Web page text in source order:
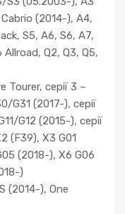
(2014-), A4,
S5, A6, S6, A7,
Q2, Q3, Q5,
Tourer, серії 3 –
G31 (2017-), серії
G12 (2015-), серії
(F39), X3 G01
(2018-), X6 G06
)
(2014-), One